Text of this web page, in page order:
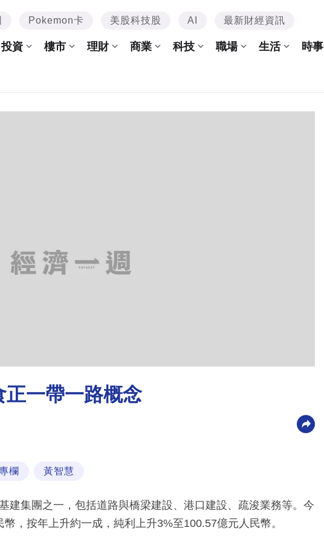
Pokemon卡 美股科技股 AI 最新財經資訊
投資 樓市 理財 商業 科技 職場 生活 時事
一帶一路概念
欄 黃智慧
建集團之一，包括道路與橋梁建設、港口建設、疏浚業務等。今
，按年上升約一成，純利上升3%至100.57億元人民幣。